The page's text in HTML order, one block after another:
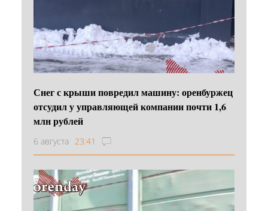
Снег с крыши повредил машину: оренбуржец
отсудил у управляющей компании почти 1,6
млн рублей
6 августа 23:41